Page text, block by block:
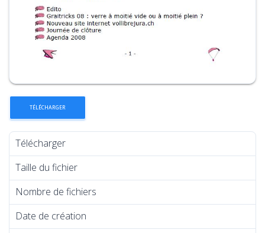
TÉLÉCHARGER
Télécharger
Taille du fichier
Nombre de fichiers
Date de création